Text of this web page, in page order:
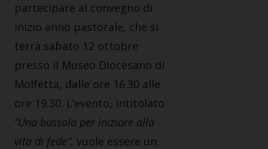
partecipare al convegno di
inizio anno pastorale, che si
terrà sabato 12 ottobre
presso il Museo Diocesano di
Molfetta, dalle ore 16.30 alle
ore 19.30. L’evento, intitolato
“Una bussola per iniziare alla
vita di fede”, vuole essere un